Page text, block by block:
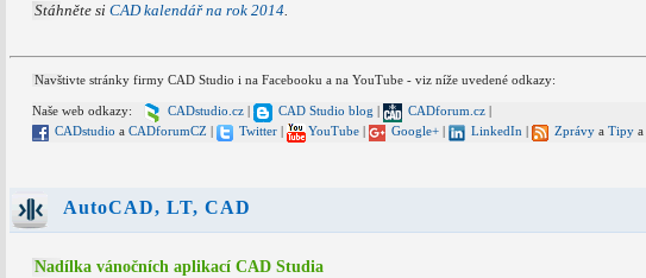
Stáhněte si CAD kalendář na rok 2014.
Navštivte stránky firmy CAD Studio i na Facebooku a na YouTube - viz níže uvedené odkazy:
Naše web odkazy: CADstudio.cz| CAD Studio blog CADforum.cz|
CADstudio a CADforumCZ Twitter| YouTube| Google+| LinkedIn| Zprávya Tipya
AutoCAD, LT, CAD
Nadílka vánočních aplikací CAD Studia